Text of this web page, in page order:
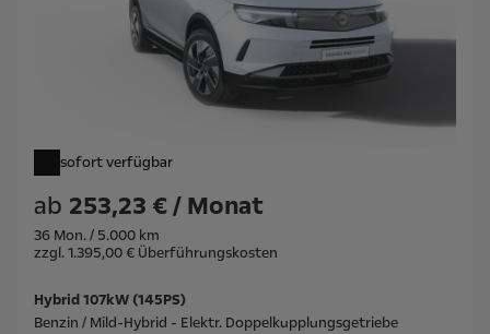
sofort verfügbar
ab 253,23 € / Monat
36 Mon. / 5.000 km
zzgl. 1.395,00 € Überführungskosten
Hybrid 107kW (145PS)
Benzin / Mild-Hybrid - Elektr. Doppelkupplungsgetriebe